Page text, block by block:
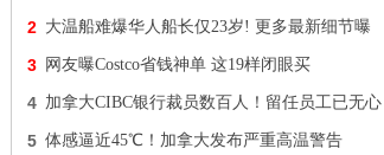
2 大温船难爆华人船长仅23岁! 更多最新细节曝
3 网友曝Costco省钱神单 这19样闭眼买
4 加拿大CIBC银行裁员数百人！留任员工已无心
5 体感逼近45℃！加拿大发布严重高温警告